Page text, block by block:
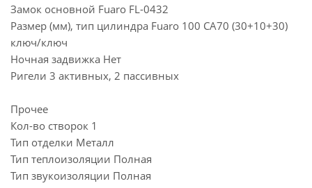
Замок основной Fuaro FL-0432
Размер (мм), тип цилиндра Fuaro 100 CA70 (30+10+30)
ключ/ключ
Ночная задвижка Нет
Ригели 3 активных, 2 пассивных
Прочее
Кол-во створок 1
Тип отделки Металл
Тип теплоизоляции Полная
Тип звукоизоляции Полная